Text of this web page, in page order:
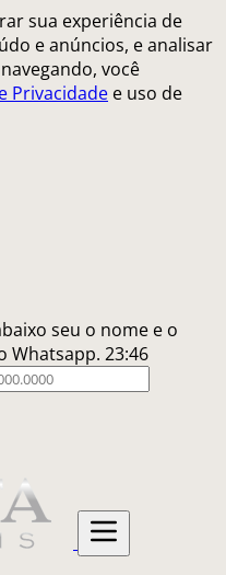
sua experiência de
e anúncios, e analisar
você
Privacidade e uso de
seu o nome e o
Whatsapp. 23:46